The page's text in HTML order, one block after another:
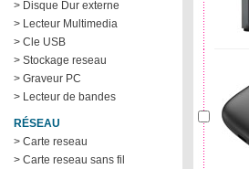
> Disque Dur externe
> Lecteur Multimedia
> Cle USB
> Stockage reseau
> Graveur PC
> Lecteur de bandes
RÉSEAU
> Carte reseau
> Carte reseau sans fil